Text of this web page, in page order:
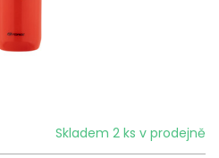
Skladem 2 ks v prodejně